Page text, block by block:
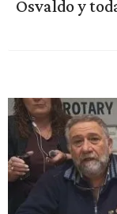
Osvaldo y